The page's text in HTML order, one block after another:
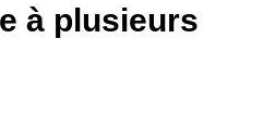
à plusieurs